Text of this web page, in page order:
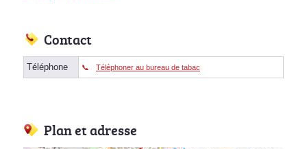
Contact
Téléphone Téléphoner au bureau de tabac
Plan et adresse